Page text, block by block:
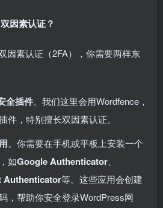
因素认证？
因素认证（2FA），你需要两样东
全插件。我们这里会用Wordfence，
件，特别擅长双因素认证。
。你需要在手机或平板上安装一个
如Google Authenticator
Authenticator等。这些应用会创建
，帮助你安全登录WordPress网